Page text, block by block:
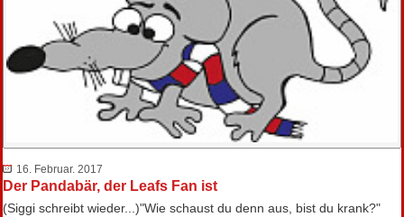
16. Februar. 2017
Der Pandabär, der Leafs Fan ist
(Siggi schreibt wieder...)"Wie schaust du denn aus, bist du krank?"